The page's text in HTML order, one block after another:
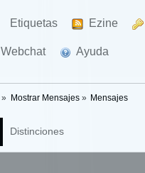
Etiquetas Ezine
Webchat Ayuda
» Mostrar Mensajes» Mensajes
Distinciones